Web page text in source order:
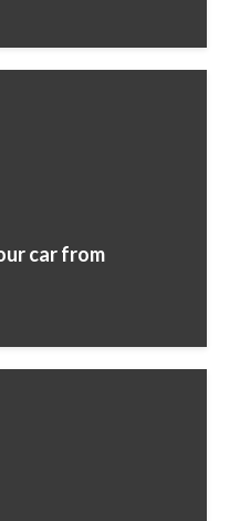
car from